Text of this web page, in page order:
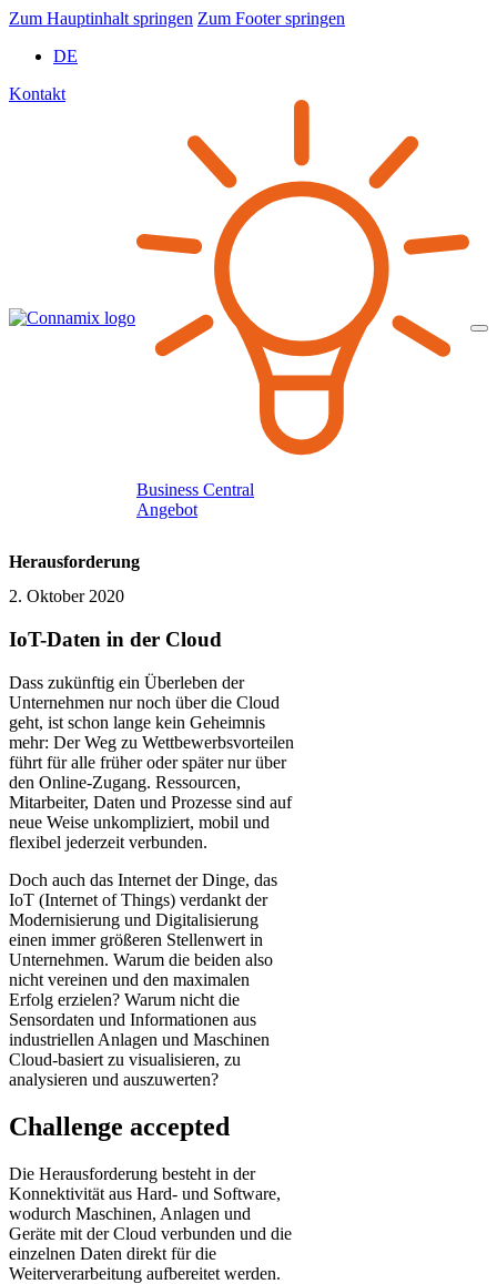
Zum Hauptinhalt springen Zum Footer springen
DE
Kontakt
Business Central
Angebot
Herausforderung
2. Oktober 2020
IoT-Daten in der Cloud
Dass zukünftig ein Überleben der
Unternehmen nur noch über die Cloud
geht, ist schon lange kein Geheimnis
mehr: Der Weg zu Wettbewerbsvorteilen
führt für alle früher oder später nur über
den Online-Zugang. Ressourcen,
Mitarbeiter, Daten und Prozesse sind auf
neue Weise unkompliziert, mobil und
flexibel jederzeit verbunden.
Doch auch das Internet der Dinge, das
IoT (Internet of Things) verdankt der
Modernisierung und Digitalisierung
einen immer größeren Stellenwert in
Unternehmen. Warum die beiden also
nicht vereinen und den maximalen
Erfolg erzielen? Warum nicht die
Sensordaten und Informationen aus
industriellen Anlagen und Maschinen
Cloud-basiert zu visualisieren, zu
analysieren und auszuwerten?
Challenge accepted
Die Herausforderung besteht in der
Konnektivität aus Hard- und Software,
wodurch Maschinen, Anlagen und
Geräte mit der Cloud verbunden und die
einzelnen Daten direkt für die
Weiterverarbeitung aufbereitet werden.